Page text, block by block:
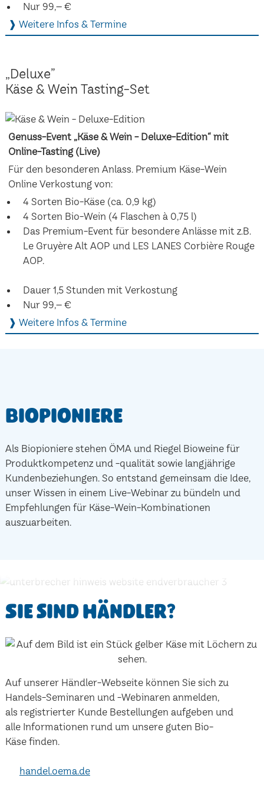
Nur 99,– €
❱ Weitere Infos & Termine
„Deluxe”
Käse & Wein Tasting-Set
Genuss-Event „Käse & Wein - Deluxe-Edition“ mit
Online-Tasting (Live)
Für den besonderen Anlass. Premium Käse-Wein
Online Verkostung von:
4 Sorten Bio-Käse (ca. 0,9 kg)
4 Sorten Bio-Wein (4 Flaschen à 0,75 l)
Das Premium-Event für besondere Anlässe mit z.B.
Le Gruyère Alt AOP und LES LANES Corbière Rouge
AOP.
Dauer 1,5 Stunden mit Verkostung
Nur 99,– €
❱ Weitere Infos & Termine
Biopioniere
Als Biopioniere stehen ÖMA und Riegel Bioweine für
Produktkompetenz und -qualität sowie langjährige
Kundenbeziehungen. So entstand gemeinsam die Idee,
unser Wissen in einem Live-Webinar zu bündeln und
Empfehlungen für Käse-Wein-Kombinationen
auszuarbeiten.
Sie sind Händler?
Auf unserer Händler-Webseite können Sie sich zu
Handels-Seminaren und -Webinaren anmelden,
als registrierter Kunde Bestellungen aufgeben und
alle Informationen rund um unsere guten Bio-
Käse finden.
handel.oema.de